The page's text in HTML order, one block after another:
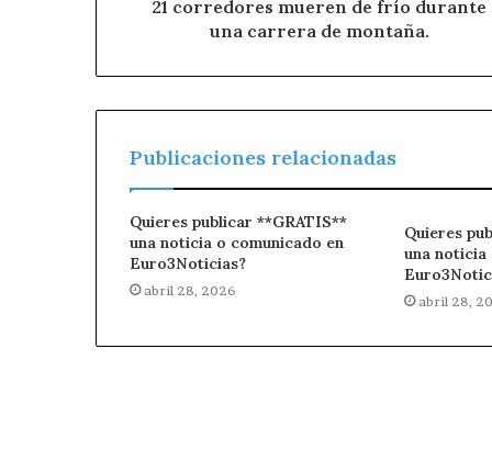
21 corredores mueren de frío durante
una carrera de montaña.
Publicaciones relacionadas
Quieres publicar **GRATIS**
una noticia o comunicado en
Euro3Noticias?
abril 28, 2026
Quieres
una noticia
abril 28,